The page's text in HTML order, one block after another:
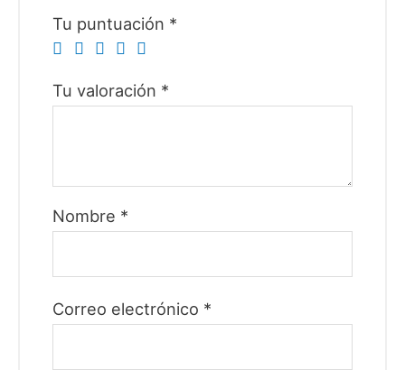
Tu puntuación *
Tu valoración *
Nombre *
Correo electrónico *